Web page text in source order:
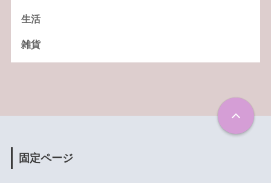
生活
雑貨
固定ページ